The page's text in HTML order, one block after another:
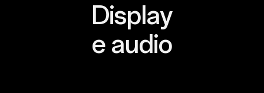
Display
e audio